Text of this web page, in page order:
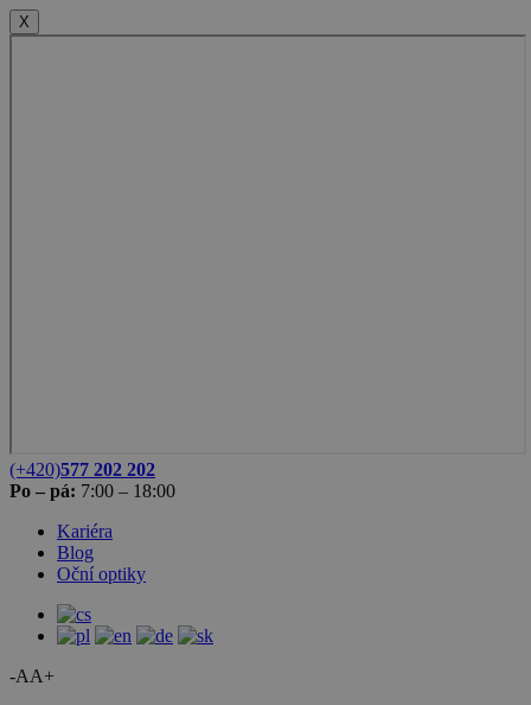
X
(+420)577 202 202
Po – pá: 7:00 – 18:00
Kariéra
Blog
Oční optiky
-AA+